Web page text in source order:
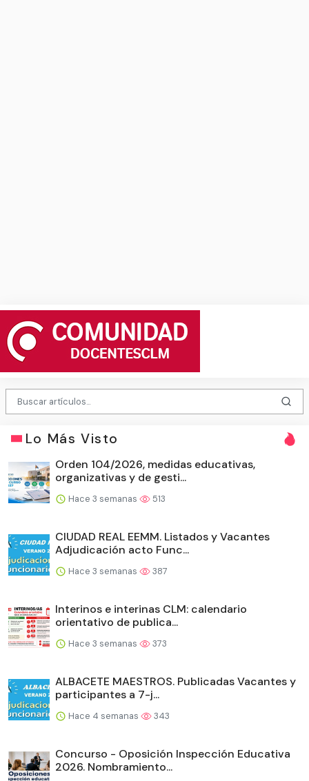
Lo Más Visto
Orden 104/2026, medidas educativas,
organizativas y de gesti...
Hace 3 semanas 513
CIUDAD REAL EEMM. Listados y Vacantes
Adjudicación acto Func...
Hace 3 semanas 387
Interinos e interinas CLM: calendario
orientativo de publica...
Hace 3 semanas 373
ALBACETE MAESTROS. Publicadas Vacantes y
participantes a 7-j...
Hace 4 semanas 343
Concurso - Oposición Inspección Educativa
2026. Nombramiento...